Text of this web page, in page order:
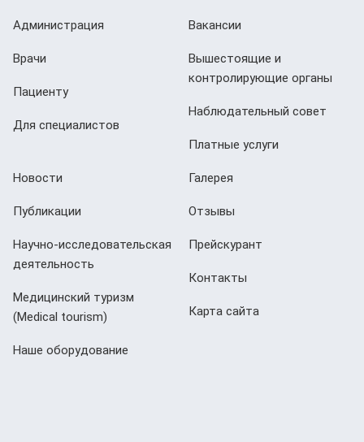
Администрация
Врачи
Пациенту
Для специалистов
Вакансии
Вышестоящие и
контролирующие органы
Наблюдательный совет
Платные услуги
Новости
Публикации
Научно-исследовательская
деятельность
Медицинский туризм
(Мedical tourism)
Наше оборудование
Галерея
Отзывы
Прейскурант
Контакты
Карта сайта